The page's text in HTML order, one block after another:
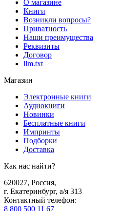
О магазине
Книги
Возникли вопросы?
Приватность
Наши преимущества
Реквизиты
Договор
llm.txt
Магазин
Электронные книги
Аудиокниги
Новинки
Бесплатные книги
Импринты
Подборки
Доставка
Как нас найти?
620027, Россия,
г. Екатеринбург, а/я 313
Контактный телефон:
8 800 500 11 67